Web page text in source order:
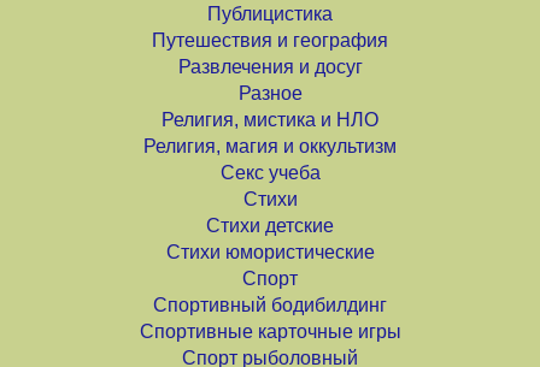
Публицистика
Путешествия и география
Развлечения и досуг
Разное
Религия, мистика и НЛО
Религия, магия и оккультизм
Секс учеба
Стихи
Стихи детские
Стихи юмористические
Спорт
Спортивный бодибилдинг
Спортивные карточные игры
Спорт рыболовный